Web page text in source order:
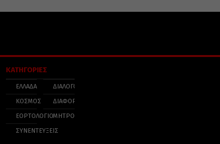
ΚΑΤΗΓΟΡΙΕΣ
ΕΛΛΑΔΑ
ΚΟΣΜΟΣ
ΕΟΡΤΟΛΟΓΙΟ
ΣΥΝΕΝΤΕΥΞΕΙΣ
ΔΙΑΛΟΓΟΣ
ΔΙΑΦΟΡΑ
ΜΗΤΡΟΠΟΛΕΙΣ